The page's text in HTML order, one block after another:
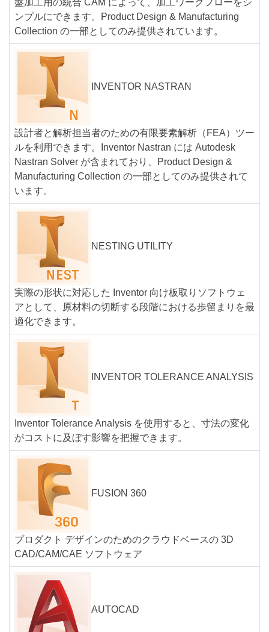
盤加工用の統合 CAM によって、加工ワークフローをシ
ンプルにできます。Product Design & Manufacturing
Collection の一部としてのみ提供されています。
INVENTOR NASTRAN
設計者と解析担当者のための有限要素解析（FEA）ツー
ルを利用できます。Inventor Nastran には Autodesk
Nastran Solver が含まれており、Product Design &
Manufacturing Collection の一部としてのみ提供されて
います。
NESTING UTILITY
実際の形状に対応した Inventor 向け板取りソフトウェ
アとして、原材料の切断する段階における歩留まりを最
適化できます。
INVENTOR TOLERANCE ANALYSIS
Inventor Tolerance Analysis を使用すると、寸法の変化
がコストに及ぼす影響を把握できます。
FUSION 360
プロダクト デザインのためのクラウドベースの 3D
CAD/CAM/CAE ソフトウェア
AUTOCAD